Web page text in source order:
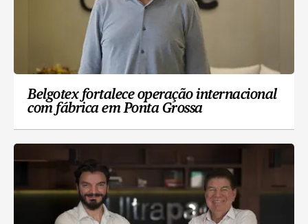
Belgotex fortalece operação internacional
com fábrica em Ponta Grossa